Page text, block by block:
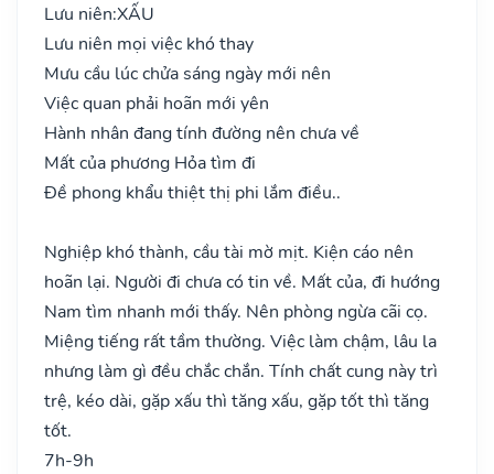
Lưu niên:XẤU
Lưu niên mọi việc khó thay
Mưu cầu lúc chửa sáng ngày mới nên
Việc quan phải hoãn mới yên
Hành nhân đang tính đường nên chưa về
Mất của phương Hỏa tìm đi
Đề phong khẩu thiệt thị phi lắm điều..
Nghiệp khó thành, cầu tài mờ mịt. Kiện cáo nên
hoãn lại. Người đi chưa có tin về. Mất của, đi hướng
Nam tìm nhanh mới thấy. Nên phòng ngừa cãi cọ.
Miệng tiếng rất tầm thường. Việc làm chậm, lâu la
nhưng làm gì đều chắc chắn. Tính chất cung này trì
trệ, kéo dài, gặp xấu thì tăng xấu, gặp tốt thì tăng
tốt.
7h-9h